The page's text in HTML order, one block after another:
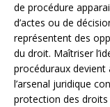
de procédure
d’actes ou de
représentent des
du droit. Maîtriser
procéduraux devient
l’arsenal juridique
protection des droits